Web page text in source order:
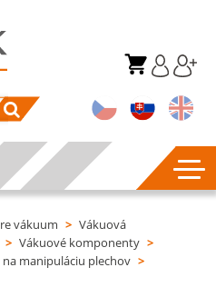
vákuum > Vákuová
> Vákuové komponenty >
na manipuláciu plechov >